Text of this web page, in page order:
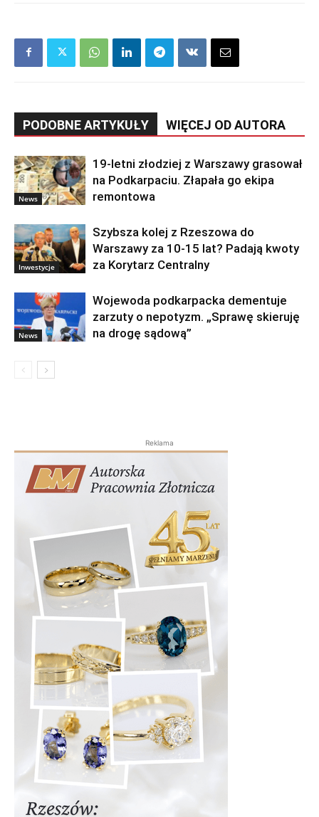
PODOBNE ARTYKUŁY WIĘCEJ OD AUTORA
News
19-letni złodziej z Warszawy grasował
na Podkarpaciu. Złapała go ekipa
remontowa
Inwestycje
Szybsza kolej z Rzeszowa do
Warszawy za 10-15 lat? Padają kwoty
za Korytarz Centralny
News
Wojewoda podkarpacka dementuje
zarzuty o nepotyzm. „Sprawę skieruję
na drogę sądową”
Reklama